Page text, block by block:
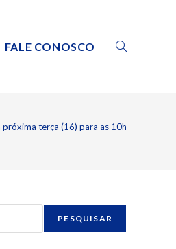
FALE CONOSCO
próxima terça (16) para as 10h
PESQUISAR